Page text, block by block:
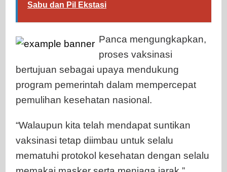
Sabu dan Pil Ekstasi
Panca mengungkapkan,
proses vaksinasi
bertujuan sebagai upaya mendukung
program pemerintah dalam mempercepat
pemulihan kesehatan nasional.
“Walaupun kita telah mendapat suntikan
vaksinasi tetap diimbau untuk selalu
mematuhi protokol kesehatan dengan selalu